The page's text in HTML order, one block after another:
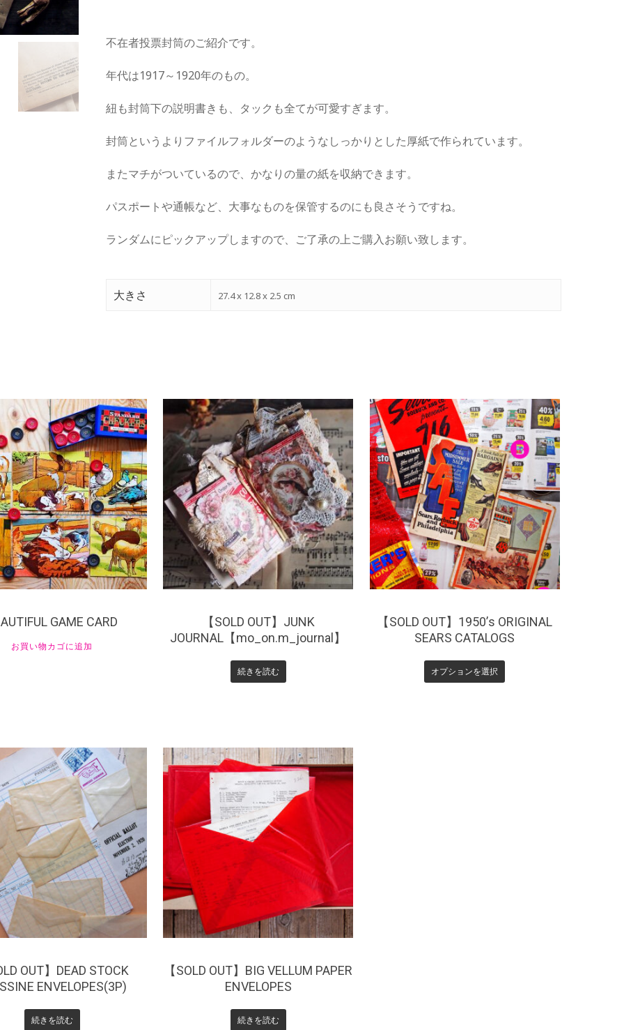
不在者投票封筒のご紹介です。
年代は1917～1920年のもの。
紐も封筒下の説明書きも、タックも全てが可愛すぎます。
封筒というよりファイルフォルダーのようなしっかりとした厚紙で作られています。
またマチがついているので、かなりの量の紙を収納できます。
パスポートや通帳など、大事なものを保管するのにも良さそうですね。
ランダムにピックアップしますので、ご了承の上ご購入お願い致します。
大きさ 27.4 x 12.8 x 2.5 cm
GAME CARD
お買い物カゴに追加
¥3,850
【SOLD OUT】JUNK
JOURNAL【mo_on.m_journal】
続きを読む
¥4,180
【SOLD OUT】1950’s ORIGINAL
SEARS CATALOGS
オプションを選択
330
OUT】DEAD STOCK
ENVELOPES(3P)
続きを読む
¥ 385
【SOLD OUT】BIG VELLUM PAPER
ENVELOPES
続きを読む